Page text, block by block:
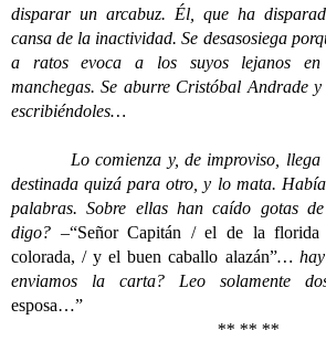
disparar un arcabuz. Él, que ha
cansa de la inactividad. Se desasosiega
a ratos evoca a los suyos lejanos en
manchegas. Se aburre Cristóbal Andrade
escribiéndoles…
Lo comienza y, de improviso, llega
destinada quizá para otro, y lo mata.
palabras. Sobre ellas han caído gotas
digo? –“Señor Capitán / el de la florida
colorada, / y el buen caballo alazán”… hay
enviamos la carta? Leo solamente
esposa…”
** ** **